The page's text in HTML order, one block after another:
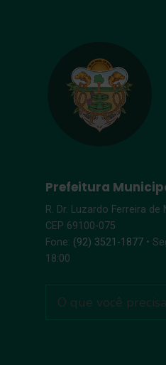
Prefeitura
R. Dr. Luzardo Ferreira de
CEP 69100-075
Fone: (92) 3521-1877 •
18:00